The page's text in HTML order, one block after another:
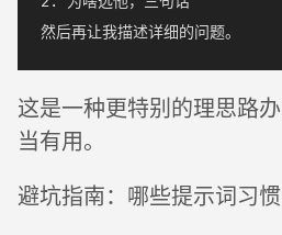
这是一种更特别的理思路
当有用。
避坑指南：哪些提示词习